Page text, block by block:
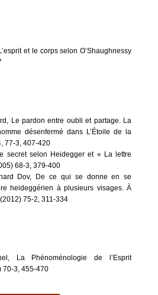
et le corps selon O’Shaughnessy
Le pardon entre oubli et partage. La
désenfermé dans L’Étoile de la
77-3, 407-420
secret selon Heidegger et « La lettre
68-3, 379-400
Dov, De ce qui se donne en se
heideggérien à plusieurs visages. À
75-2, 311-334
La Phénoménologie de l’Esprit
70-3, 455-470